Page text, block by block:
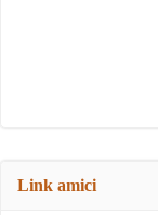
Link amici